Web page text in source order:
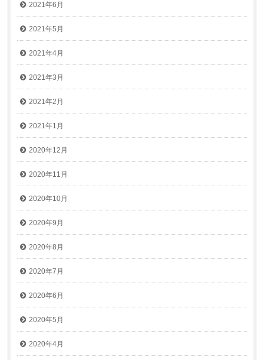
2021年6月
2021年5月
2021年4月
2021年3月
2021年2月
2021年1月
2020年12月
2020年11月
2020年10月
2020年9月
2020年8月
2020年7月
2020年6月
2020年5月
2020年4月